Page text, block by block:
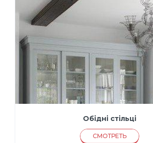
Обідні стільці
СМОТРЕТЬ